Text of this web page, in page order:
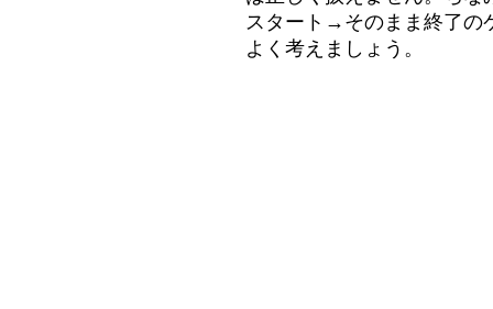
スタート→そのまま終了の
よく考えましょう。